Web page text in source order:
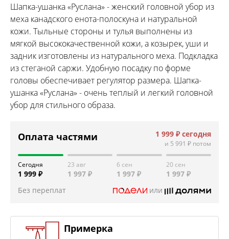
Шапка-ушанка «Руслана» - женский головной убор из
меха канадского енота-полоскуна и натуральной
кожи. Тыльные стороны и тулья выполнены из
мягкой высококачественной кожи, а козырек, уши и
задник изготовлены из натурального меха. Подкладка
из стеганой саржи. Удобную посадку по форме
головы обеспечивает регулятор размера. Шапка-
ушанка «Руслана» - очень теплый и легкий головной
убор для стильного образа.
Оплата частями 1 999 ₽ сегодня
и 5 991 ₽ потом
Сегодня
1 999 ₽
23 авг
1 997 ₽
6 сен
1 997 ₽
20 сен
1 997 ₽
Без переплат
или
Примерка